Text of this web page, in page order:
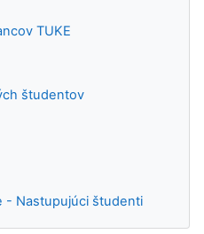
TUKE
študentov
- Nastupujúci študenti